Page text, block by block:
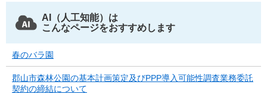
AI（人工知能）は
こんなページをおすすめします
春のバラ園
郡山市森林公園の基本計画策定及びPPP導入可能性調査業務委託
契約の締結について